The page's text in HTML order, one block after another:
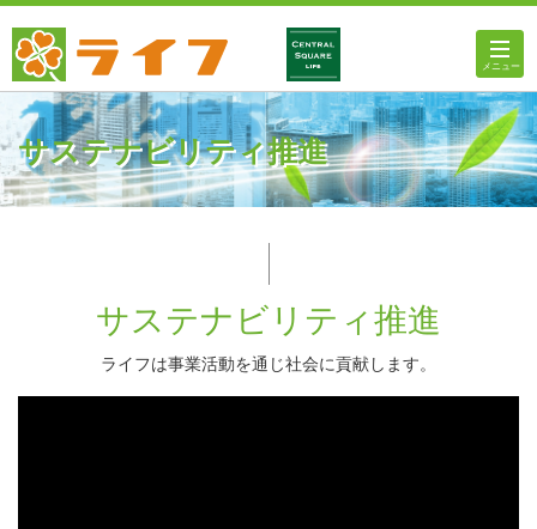
サステナビリティ推進
サステナビリティ推進
ライフは事業活動を通じ社会に貢献します。